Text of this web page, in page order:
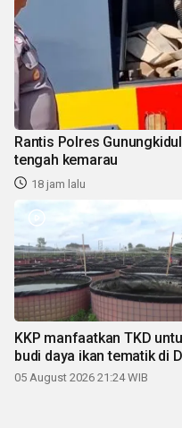
Rantis Polres
tengah kemarau
18 jam lalu
KKP manfaatkan TKD
budi daya ikan tematik di
05 August 2026 21:24 WIB